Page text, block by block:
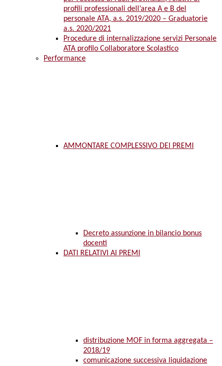
profili professionali dell’area A e B del
personale ATA, a.s. 2019/2020 – Graduatorie
a.s. 2020/2021
Procedure di internalizzazione servizi Personale
ATA profilo Collaboratore Scolastico
Performance
AMMONTARE COMPLESSIVO DEI PREMI
Decreto assunzione in bilancio bonus
docenti
DATI RELATIVI AI PREMI
distribuzione MOF in forma aggregata –
2018/19
comunicazione successiva liquidazione